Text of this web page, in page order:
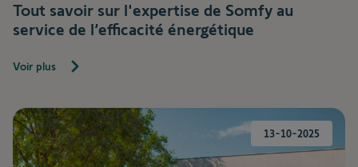
Tout savoir sur l'expertise de Somfy au
service de l’efficacité énergétique
Voir plus
13-10-2025